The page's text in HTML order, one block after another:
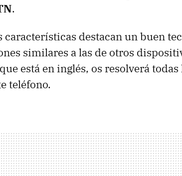
.
características destacan un buen
similares a las de otros
está en inglés, os resolverá
teléfono.